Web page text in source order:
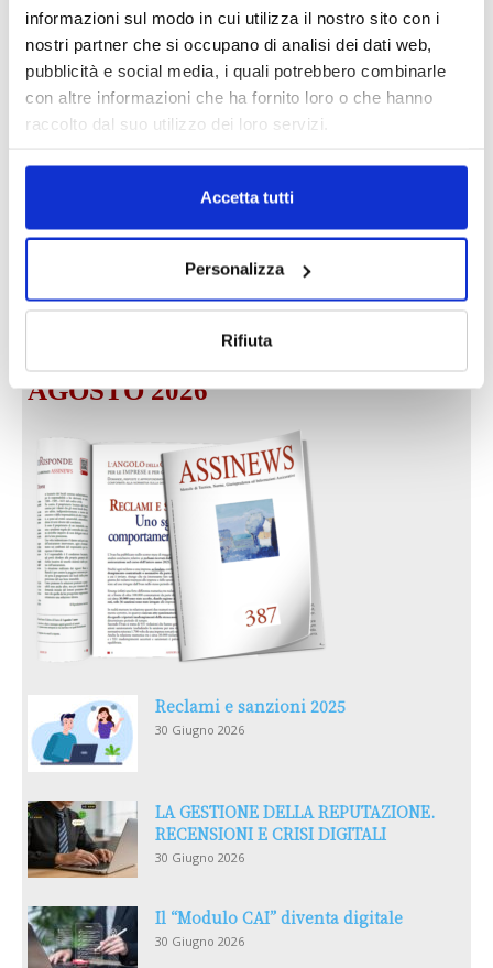
informazioni sul modo in cui utilizza il nostro sito con i
nostri partner che si occupano di analisi dei dati web,
pubblicità e social media, i quali potrebbero combinarle
con altre informazioni che ha fornito loro o che hanno
raccolto dal suo utilizzo dei loro servizi.
Accetta tutti
Personalizza
Rifiuta
DALLE AZIENDENotizie sponsorizzate
Prima Assicurazioni: grande
intermediari partner 2026
MAGNIFICA HUMANITAS (l’impatto
1 Luglio 2026
IL MENSILE ASSINEWS LUGLIO-
AGOSTO 2026
Reclami e sanzioni 2025
30 Giugno 2026
LA GESTIONE DELLA REPUTAZIONE.
RECENSIONI E CRISI DIGITALI
30 Giugno 2026
Il “Modulo CAI” diventa digitale
30 Giugno 2026